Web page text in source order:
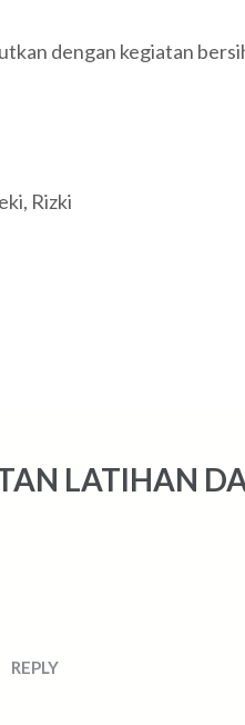
dengan kegiatan
Rizki
LATIHAN
REPLY